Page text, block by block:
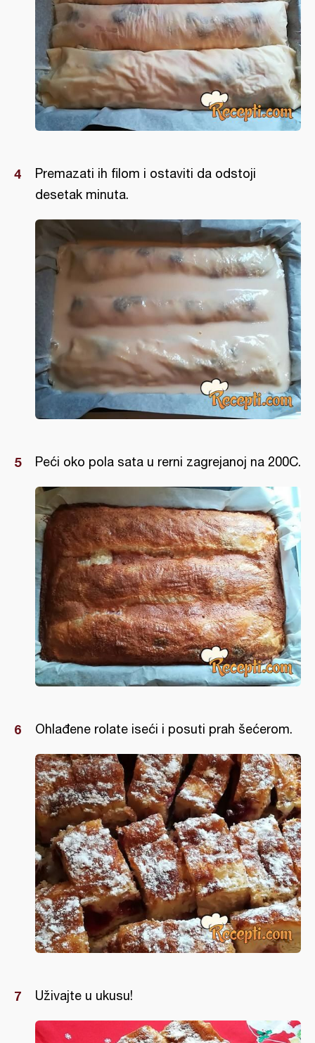
Premazati ih filom i ostaviti da odstoji
desetak minuta.
Peći oko pola sata u rerni zagrejanoj na 200C.
Ohlađene rolate iseći i posuti prah šećerom.
Uživajte u ukusu!